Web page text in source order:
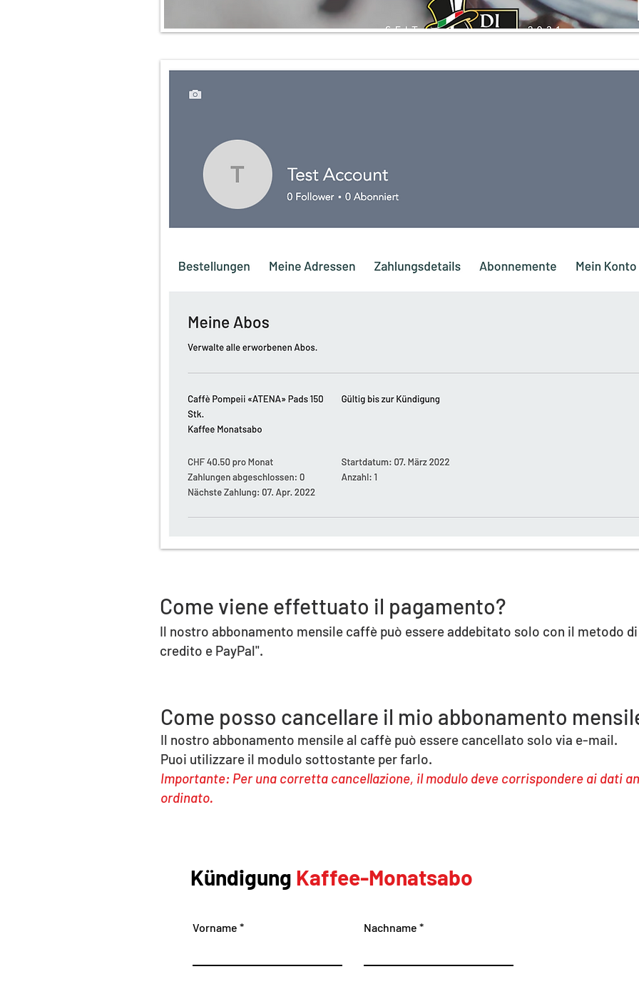
Come viene effettuato il pagamento?
Il nostro abbonamento mensile caffè può essere addebitato solo con il metodo
credito e PayPal".
Come posso cancellare il mio abbonamento
Il nostro abbonamento mensile al caffè può essere cancellato solo via e-mail.
Puoi utilizzare il modulo sottostante per farlo.
Importante: Per una corretta cancellazione, il modulo deve corrispondere ai dati
ordinato.
Kündigung Kaffee-Monatsabo
Vorname Nachname